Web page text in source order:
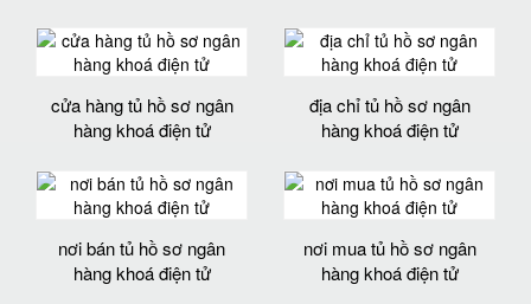
cửa hàng tủ hồ sơ ngân
hàng khoá điện tử
địa chỉ tủ hồ sơ ngân
hàng khoá điện tử
nơi bán tủ hồ sơ ngân
hàng khoá điện tử
nơi mua tủ hồ sơ ngân
hàng khoá điện tử